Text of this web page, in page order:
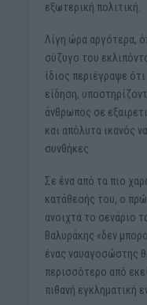
εξωτερική πολιτική.
Λίγη ώρα αργότερα,
σύζυγο του
ίδιος περιέγραψε
είδηση,
άνθρωπος σε
και απόλυτα ικανός
συνθήκες.
Σε ένα από τα πιο
κατάθεσής του, ο
ανοιχτά το σενάριο
Βαλυράκης «δεν
ένας ναυαγοσώστης
περισσότερο από
πιθανή εγκληματική